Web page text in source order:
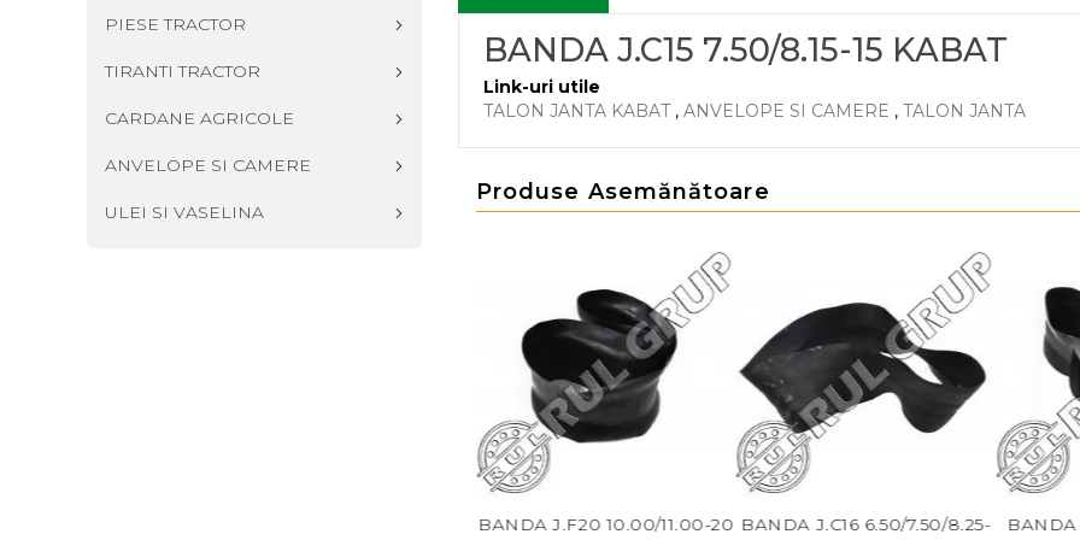
PIESE TRACTOR
TIRANTI TRACTOR
CARDANE AGRICOLE
ANVELOPE SI CAMERE
ULEI SI VASELINA
BANDA J.C15 7.50/8.15-15 KABAT
Link-uri utile
TALON JANTA KABAT, ANVELOPE SI CAMERE , TALON JANTA
Produse Asemănătoare
BANDA J.F20 10.00/11.00-20 BANDA J.C16 6.50/7.50/8.25-
BANDA J.C20